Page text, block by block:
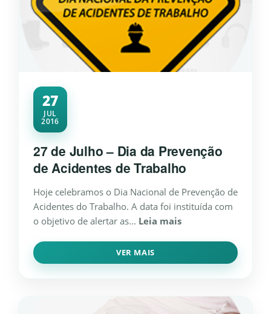
27
JUL
2016
27 de Julho – Dia da Prevenção
de Acidentes de Trabalho
Hoje celebramos o Dia Nacional de Prevenção de
Acidentes do Trabalho. A data foi instituída com
o objetivo de alertar as... Leia mais
VER MAIS